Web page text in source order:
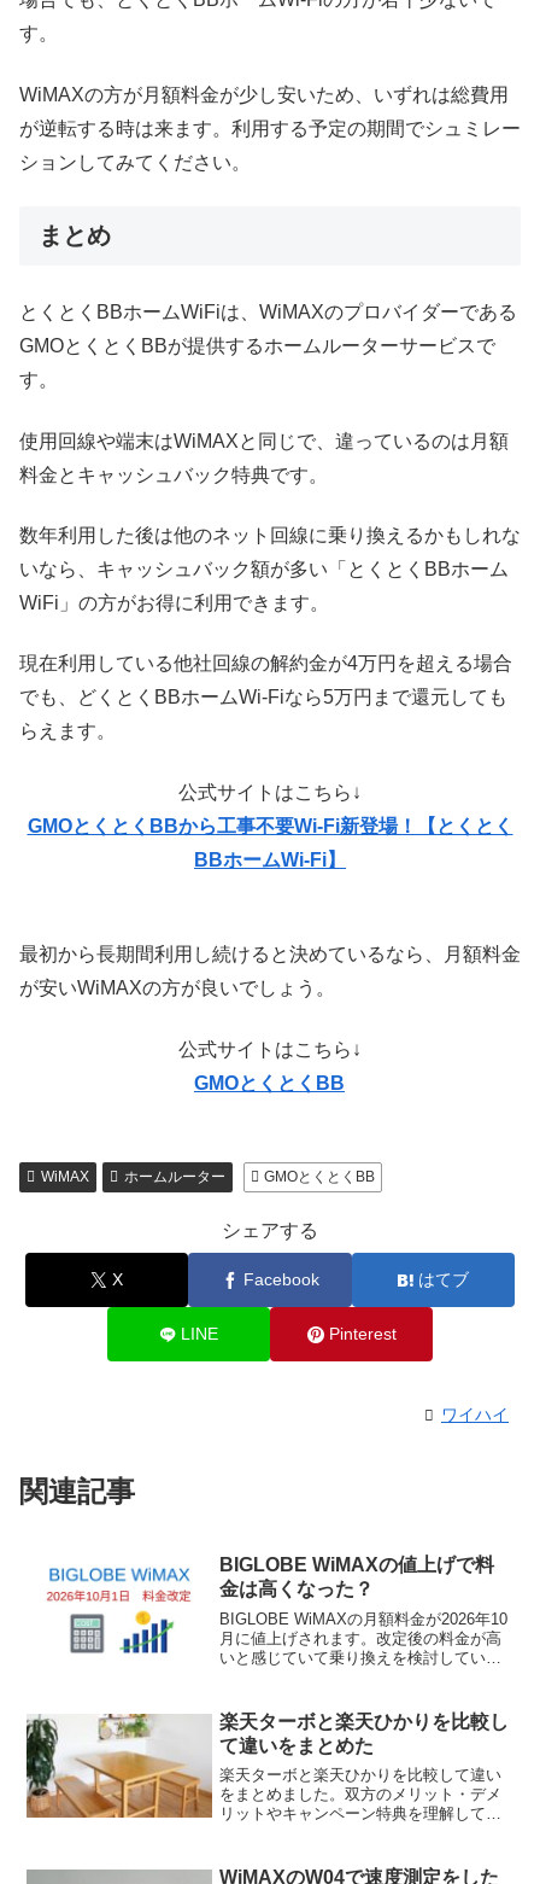
す。
WiMAXの方が月額料金が少し安いため、いずれは総費用
が逆転する時は来ます。利用する予定の期間でシュミレー
ションしてみてください。
まとめ
とくとくBBホームWiFiは、WiMAXのプロバイダーである
GMOとくとくBBが提供するホームルーターサービスで
す。
使用回線や端末はWiMAXと同じで、違っているのは月額
料金とキャッシュバック特典です。
数年利用した後は他のネット回線に乗り換えるかもしれな
いなら、キャッシュバック額が多い「とくとくBBホーム
WiFi」の方がお得に利用できます。
現在利用している他社回線の解約金が4万円を超える場合
でも、どくとくBBホームWi-Fiなら5万円まで還元しても
らえます。
公式サイトはこちら↓
GMOとくとくBBから工事不要Wi-Fi新登場！【とくとく
BBホームWi-Fi】
最初から長期間利用し続けると決めているなら、月額料金
が安いWiMAXの方が良いでしょう。
公式サイトはこちら↓
GMOとくとくBB
WiMAX ホームルーター GMOとくとくBB
シェアする
X Facebook はてブ
LINE Pinterest
ワイハイ
関連記事
BIGLOBE WiMAXの値上げで料
金は高くなった？
BIGLOBE WiMAXの月額料金が2026年10
月に値上げされます。改定後の料金が高
いと感じていて乗り換えを検討している
楽天ターボと楽天ひかりを比較し
て違いをまとめた
楽天ターボと楽天ひかりを比較して違い
をまとめました。双方のメリット・デメ
リットやキャンペーン特典を理解して自
WiMAXのW04で速度測定をした